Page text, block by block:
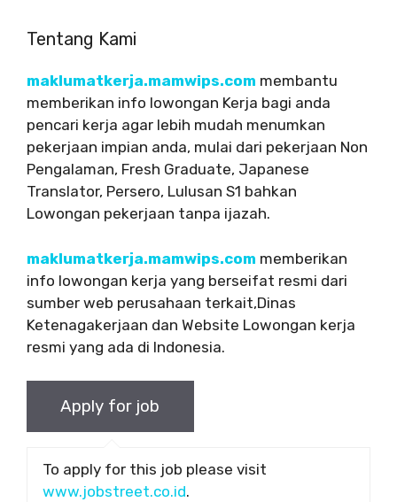
Tentang Kami
maklumatkerja.mamwips.com membantu
memberikan info lowongan Kerja bagi anda
pencari kerja agar lebih mudah menumkan
pekerjaan impian anda, mulai dari pekerjaan Non
Pengalaman, Fresh Graduate, Japanese
Translator, Persero, Lulusan S1 bahkan
Lowongan pekerjaan tanpa ijazah.
maklumatkerja.mamwips.com memberikan
info lowongan kerja yang berseifat resmi dari
sumber web perusahaan terkait,Dinas
Ketenagakerjaan dan Website Lowongan kerja
resmi yang ada di Indonesia.
To apply for this job please visit
www.jobstreet.co.id.